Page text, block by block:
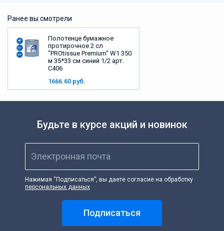
Ранее вы смотрели
Полотенце бумажное
протирочное 2 сл
"PROtissue Premium" W1 350
м 35*33 см синий 1/2 арт.
С406
1666.60 руб.
Будьте в курсе акций и новинок
Электронная почта
Нажимая “Подписаться”, вы даете согласие на обработку
персональных данных
Подписаться